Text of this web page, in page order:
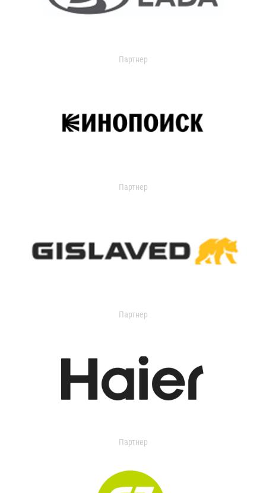
Партнер
Партнер
Партнер
Партнер